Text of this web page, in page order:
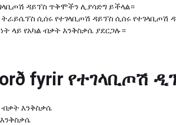
ዳይፕስ ጥቅሞችን ሊያሳድግ ይችላል።
ሲሰሩ የተገላቢጦሽ ዳይፕስ ሲሰሩ የተገላቢጦሽ
ላይ የአካል ብቃት እንቅስቃሴ ያደርጋሉ።
fyrir የተገላቢጦሽ
ብቃት እንቅስቃሴ